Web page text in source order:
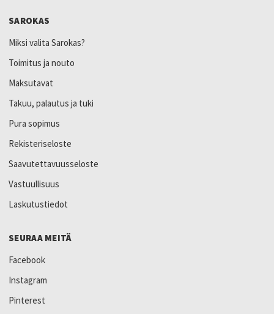
SAROKAS
Miksi valita Sarokas?
Toimitus ja nouto
Maksutavat
Takuu, palautus ja tuki
Pura sopimus
Rekisteriseloste
Saavutettavuusseloste
Vastuullisuus
Laskutustiedot
SEURAA MEITÄ
Facebook
Instagram
Pinterest